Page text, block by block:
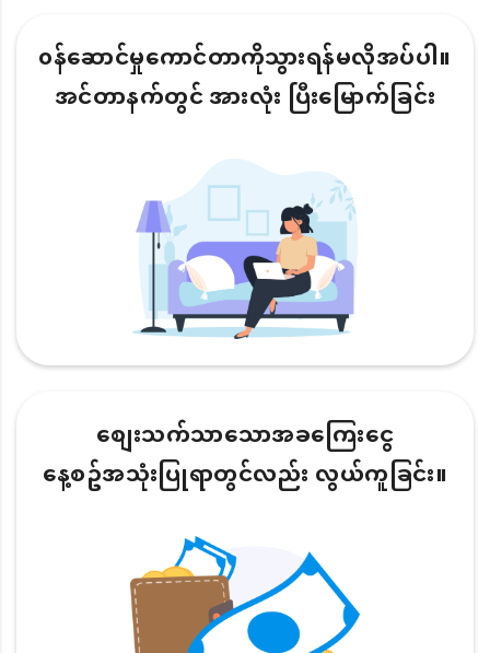
၀န်ဆောင်မှုကောင်တာကိုသွားရန်မလိုအပ်ပါ။
အင်တာနက်တွင် အားလုံး ပြီးမြောက်ခြင်း
စျေးသက်သာသောအခကြေးငွေ
နေ့စဥ်အသုံးပြုရာတွင်လည်း လွယ်ကူခြင်း။